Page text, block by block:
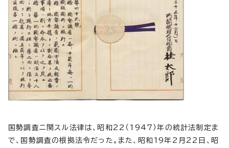
国勢調査ニ関スル法律は、昭和22（1947）年の統計法制定ま
で、国勢調査の根拠法令だった。また、昭和19年2月22日、昭